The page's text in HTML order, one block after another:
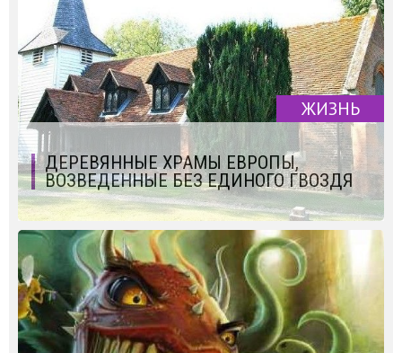
ЖИЗНЬ
ДЕРЕВЯННЫЕ ХРАМЫ ЕВРОПЫ,
ВОЗВЕДЕННЫЕ БЕЗ ЕДИНОГО ГВОЗДЯ